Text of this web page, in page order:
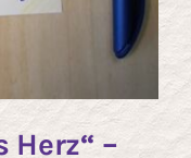
Herz“ –